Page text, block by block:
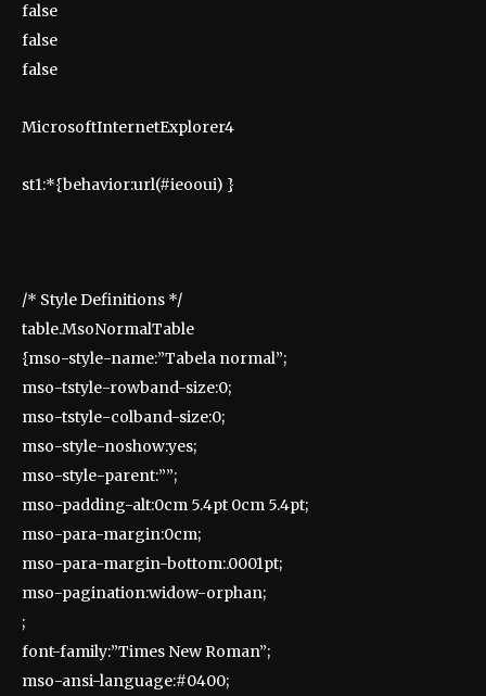
false
false
false
MicrosoftInternetExplorer4
st1:*{behavior:url(#ieooui) }
/* Style Definitions */
table.MsoNormalTable
{mso-style-name:”Tabela normal”;
mso-tstyle-rowband-size:0;
mso-tstyle-colband-size:0;
mso-style-noshow:yes;
mso-style-parent:””;
mso-padding-alt:0cm 5.4pt 0cm 5.4pt;
mso-para-margin:0cm;
mso-para-margin-bottom:.0001pt;
mso-pagination:widow-orphan;
;
font-family:”Times New Roman”;
mso-ansi-language:#0400;